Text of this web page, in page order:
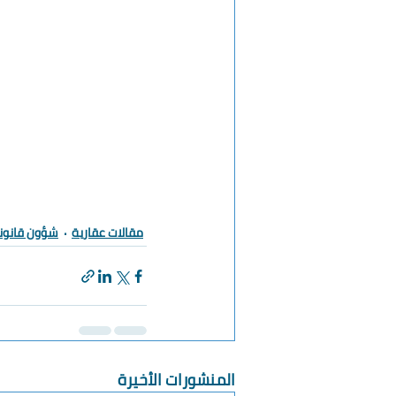
مقالات عقارية شؤون
المنشورات الأخيرة